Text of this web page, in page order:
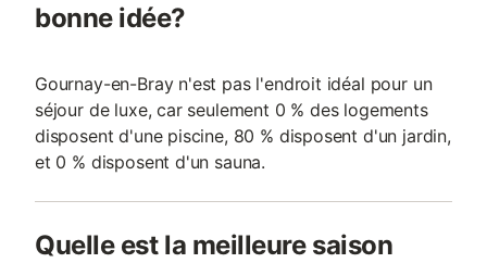
bonne idée?
Gournay-en-Bray n'est pas l'endroit idéal pour un
séjour de luxe, car seulement 0 % des logements
disposent d'une piscine, 80 % disposent d'un jardin,
et 0 % disposent d'un sauna.
Quelle est la meilleure saison